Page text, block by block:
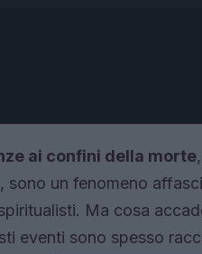
ai confini della morte
sono un fenomeno
Ma cosa
eventi sono spesso